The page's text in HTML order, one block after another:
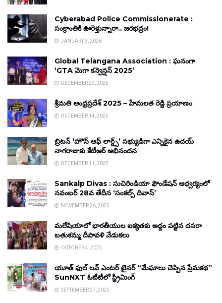
Cyberabad Police Commissionerate :
సంక్రాంతికి ఊరెళ్తున్నారా.. జరభద్రం!
JANUARY 3, 2026
Global Telangana Association : ఘనంగా
‘GTA మెగా కన్వెన్షన్ 2025’
DECEMBER 29, 2025
శ్రీమతి ఆంధ్రప్రదేశ్ 2025 – హేమలత రెడ్డి ప్రయాణం
DECEMBER 14, 2025
బ్రిటన్ ‘హౌస్ ఆఫ్ లార్డ్స్’ సభ్యుడిగా ఎన్నికైన ఉదయ్
నాగరాజుకు కేటీఆర్ అభినందన
DECEMBER 11, 2025
Sankalp Divas : సుచిరిండియా ఫౌండేషన్ ఆధ్వర్యంలో
నవంబర్ 28వ తేదీన ‘సంకల్ప్ దివాస్’
NOVEMBER 26, 2025
మలేషియాలో భారతీయుల ఐక్యతకు అద్దం పట్టిన దసరా
బతుకమ్మ దీపావళి వేడుకలు
OCTOBER 4, 2025
యూత్ ఫుల్ లవ్ ఎంటర్ టైనర్ “మేఘాలు చెప్పిన ప్రేమకథ”
SunNXT ఓటీటీలో స్ట్రీమింగ్
SEPTEMBER 27, 2025